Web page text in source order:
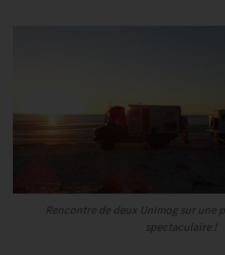
Rencontre de deux Unimog sur une
spectaculaire !